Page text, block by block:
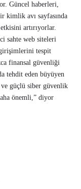
Güncel haberleri,
kimlik avı sayfasında
artırıyorlar.
sahte web siteleri
girişimlerini tespit
finansal güvenliği
tehdit eden büyüyen
güçlü siber güvenlik
önemli,” diyor